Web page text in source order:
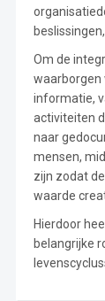
Om de
waarborgen
informatie,
activiteiten
naar
mensen,
zijn zodat
waarde
Hierdoor
belangrijke